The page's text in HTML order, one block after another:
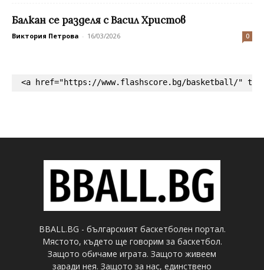
Балкан се разделя с Васил Христов
Виктория Петрова - 16/03/2026 0
<a href="https://www.flashscore.bg/basketball/"
BBALL.BG - българският баскетболен портал.
Мястото, където ще говорим за баскетбол.
Защото обичаме играта. Защото живеем
заради нея. Защото за нас, единствено